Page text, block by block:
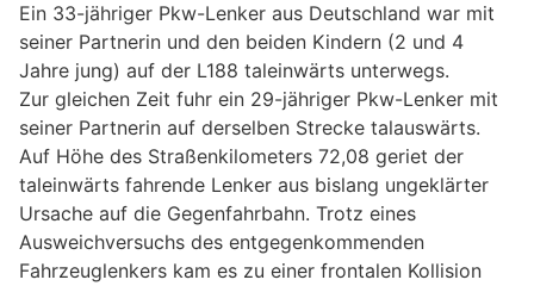
Ein 33-jähriger Pkw-Lenker aus Deutschland war mit
seiner Partnerin und den beiden Kindern (2 und 4
Jahre jung) auf der L188 taleinwärts unterwegs.
Zur gleichen Zeit fuhr ein 29-jähriger Pkw-Lenker mit
seiner Partnerin auf derselben Strecke talauswärts.
Auf Höhe des Straßenkilometers 72,08 geriet der
taleinwärts fahrende Lenker aus bislang ungeklärter
Ursache auf die Gegenfahrbahn. Trotz eines
Ausweichversuchs des entgegenkommenden
Fahrzeuglenkers kam es zu einer frontalen Kollision